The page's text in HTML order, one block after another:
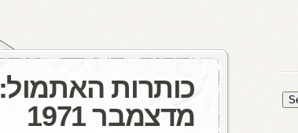
כותרות
מדצמבר 1971